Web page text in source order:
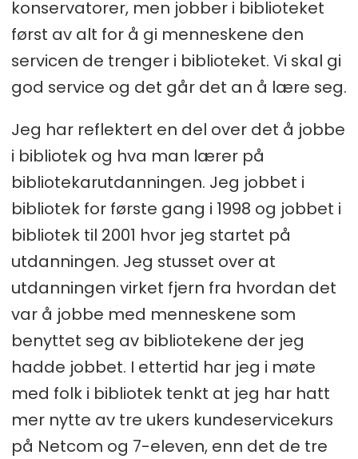
konservatorer, men jobber i biblioteket
først av alt for å gi menneskene den
servicen de trenger i biblioteket. Vi skal gi
god service og det går det an å lære seg.
Jeg har reflektert en del over det å jobbe
i bibliotek og hva man lærer på
bibliotekarutdanningen. Jeg jobbet i
bibliotek for første gang i 1998 og jobbet i
bibliotek til 2001 hvor jeg startet på
utdanningen. Jeg stusset over at
utdanningen virket fjern fra hvordan det
var å jobbe med menneskene som
benyttet seg av bibliotekene der jeg
hadde jobbet. I ettertid har jeg i møte
med folk i bibliotek tenkt at jeg har hatt
mer nytte av tre ukers kundeservicekurs
på Netcom og 7-eleven, enn det de tre